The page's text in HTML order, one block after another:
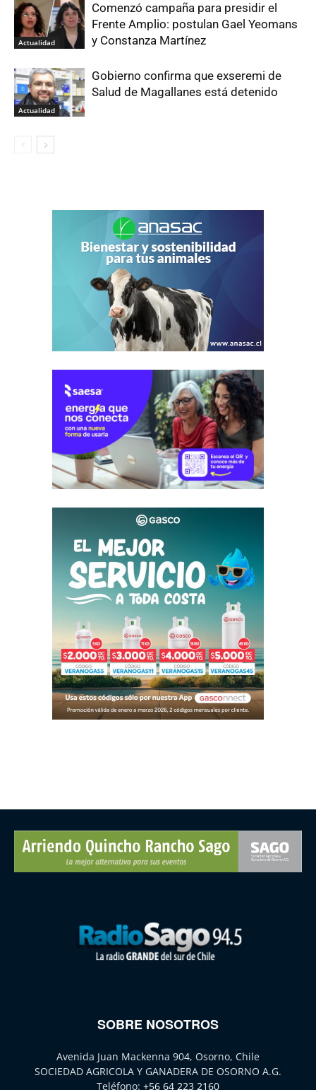
Actualidad
Comenzó campaña para presidir el
Frente Amplio: postulan Gael Yeomans
y Constanza Martínez
Actualidad
Gobierno confirma que exseremi de
Salud de Magallanes está detenido
SOBRE NOSOTROS
Avenida Juan Mackenna 904, Osorno, Chile
SOCIEDAD AGRICOLA Y GANADERA DE OSORNO A.G.
Teléfono: +56 64 223 2160